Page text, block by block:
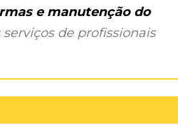
e manutenção do
de profissionais